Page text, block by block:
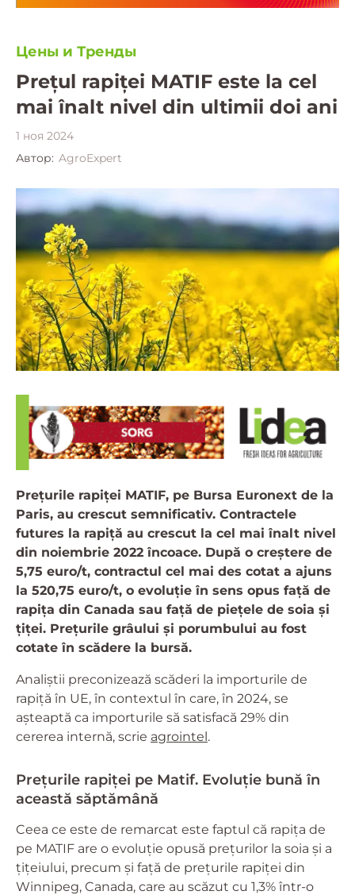
Цены и Тренды
Prețul rapiței MATIF este la cel
mai înalt nivel din ultimii doi ani
1 ноя 2024
Автор: AgroExpert
Prețurile rapiței MATIF, pe Bursa Euronext de la
Paris, au crescut semnificativ. Contractele
futures la rapiță au crescut la cel mai înalt nivel
din noiembrie 2022 încoace. După o creștere de
5,75 euro/t, contractul cel mai des cotat a ajuns
la 520,75 euro/t, o evoluție în sens opus față de
rapița din Canada sau față de piețele de soia și
țiței. Prețurile grâului și porumbului au fost
cotate în scădere la bursă.
Analiștii preconizează scăderi la importurile de
rapiță în UE, în contextul în care, în 2024, se
așteaptă ca importurile să satisfacă 29% din
cererea internă, scrie agrointel.
Prețurile rapiței pe Matif. Evoluție bună în
această săptămână
Ceea ce este de remarcat este faptul că rapița de
pe MATIF are o evoluție opusă prețurilor la soia și a
țițeiului, precum și față de prețurile rapiței din
Winnipeg, Canada, care au scăzut cu 1,3% într-o